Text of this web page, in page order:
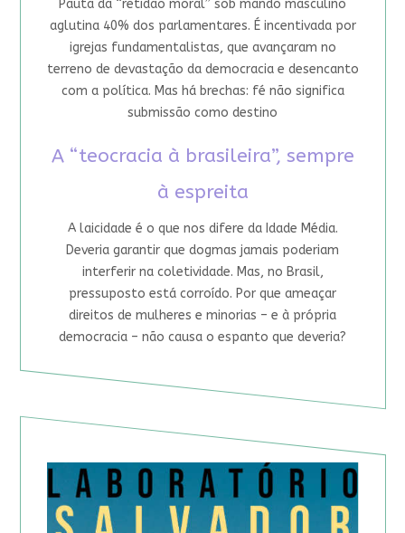
Pauta da “retidão moral” sob mando masculino
aglutina 40% dos parlamentares. É incentivada por
igrejas fundamentalistas, que avançaram no
terreno de devastação da democracia e desencanto
com a política. Mas há brechas: fé não significa
submissão como destino
A “teocracia à brasileira”, sempre
à espreita
A laicidade é o que nos difere da Idade Média.
Deveria garantir que dogmas jamais poderiam
interferir na coletividade. Mas, no Brasil,
pressuposto está corroído. Por que ameaçar
direitos de mulheres e minorias – e à própria
democracia – não causa o espanto que deveria?